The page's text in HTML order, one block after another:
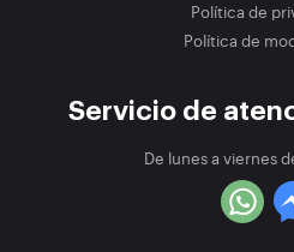
Política de
Política de
Servicio de
De lunes a viernes